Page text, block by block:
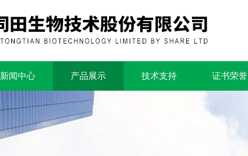
新闻中心 产品展示 技术支持 证书荣誉